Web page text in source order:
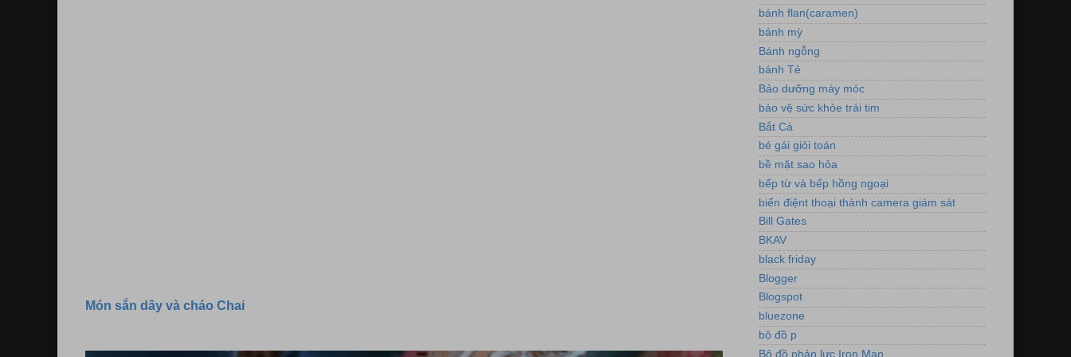
Món sắn dây và cháo Chai
bánh flan(caramen)
bánh mỳ
Bánh ngỗng
bánh Tẻ
Bảo dưỡng máy móc
bảo vệ sức khỏe trái tim
Bắt Cá
bé gái giỏi toán
bề mặt sao hỏa
bếp từ và bếp hồng ngoại
biến điệnt thoại thành camera giám sát
Bill Gates
BKAV
black friday
Blogger
Blogspot
bluezone
bộ đồ p
Bộ đồ phản lực Iron Man